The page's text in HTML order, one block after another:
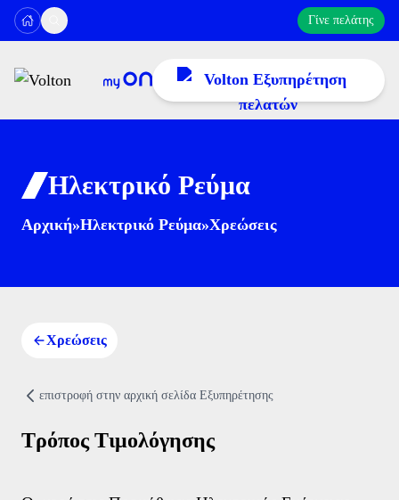
Γίνε πελάτης
11300
ή στο 216 300 1000
Τρόποι Επικοινωνίας
Χρήσιμα Έντυπα
Ηλεκτρικό Ρεύμα
Αρχική»Ηλεκτρικό Ρεύμα»Χρεώσεις
Χρεώσεις
επιστροφή στην αρχική σελίδα Eξυπηρέτησης
Τρόπος Τιμολόγησης